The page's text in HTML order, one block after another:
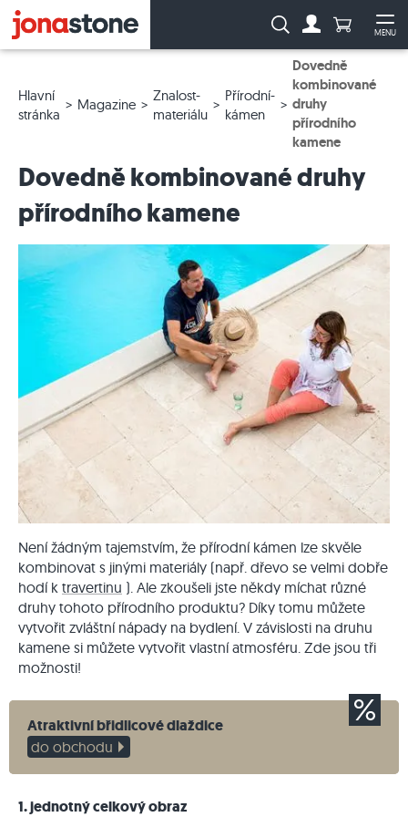
MENU
Vyhledávání:Počet
Hlavní
stránka
Magazine
Znalost-
materiálu
Přírodní-
kámen
Dovedně
kombinované
druhy
přírodního
kamene
Dovedně kombinované druhy
přírodního kamene
Není žádným tajemstvím, že přírodní kámen lze skvěle
kombinovat s jinými materiály (např. dřevo se velmi dobře
hodí k travertinu ). Ale zkoušeli jste někdy míchat různé
druhy tohoto přírodního produktu? Díky tomu můžete
vytvořit zvláštní nápady na bydlení. V závislosti na druhu
kamene si můžete vytvořit vlastní atmosféru. Zde jsou tři
možnosti!
Atraktivní břidlicové dlaždice
do obchodu
1. jednotný celkový obraz